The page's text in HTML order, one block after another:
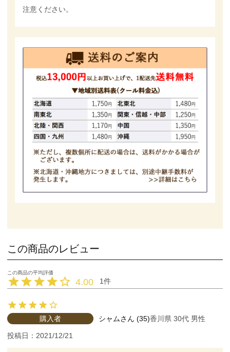
注意ください。
この商品のレビュー
4.00 1
シャム 35
購入者 香川県 30代 男性
投稿日 2021/12/21